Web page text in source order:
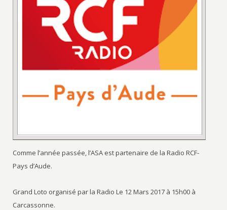
Comme l’année passée, l’ASA est partenaire de la Radio RCF-
Pays d’Aude.
Grand Loto organisé par la Radio Le 12 Mars 2017 à 15h00 à
Carcassonne.